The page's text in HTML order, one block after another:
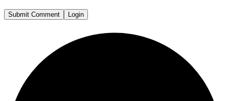
Submit Comment Login